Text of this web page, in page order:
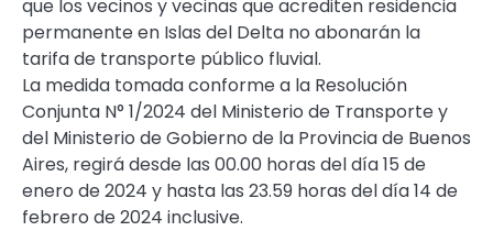
que los vecinos y vecinas que acrediten residencia
permanente en Islas del Delta no abonarán la
tarifa de transporte público fluvial.
La medida tomada conforme a la Resolución
Conjunta N° 1/2024 del Ministerio de Transporte y
del Ministerio de Gobierno de la Provincia de Buenos
Aires, regirá desde las 00.00 horas del día 15 de
enero de 2024 y hasta las 23.59 horas del día 14 de
febrero de 2024 inclusive.